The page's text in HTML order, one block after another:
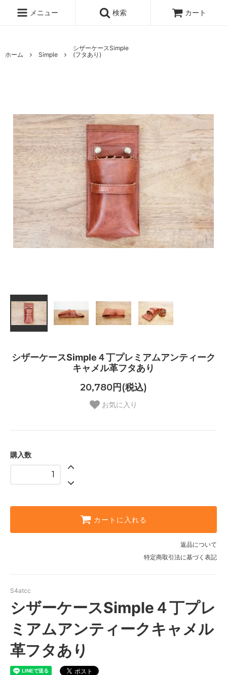
メニュー 検索 カート
ホーム Simple
シザーケースSimple
(フタあり)
シザーケースSimple４丁プレミアムアンティーク
キャメル革フタあり
20,780円(税込)
お気に入り
購入数
カートに入れる
返品について
特定商取引法に基づく表記
S4atcc
シザーケースSimple４丁プレ
ミアムアンティークキャメル
革フタあり